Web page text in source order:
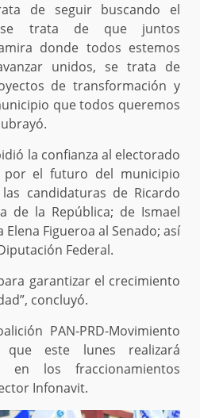
de seguir buscando el
se trata de que juntos
donde todos estemos
unidos, se trata de
de transformación y
que todos queremos
la confianza al electorado
por el futuro del municipio
candidaturas de Ricardo
de la República; de Ismael
Elena Figueroa al Senado; así
Federal.
garantizar el crecimiento
concluyó.
PAN-PRD-Movimiento
que este lunes realizará
en los fraccionamientos
Infonavit.